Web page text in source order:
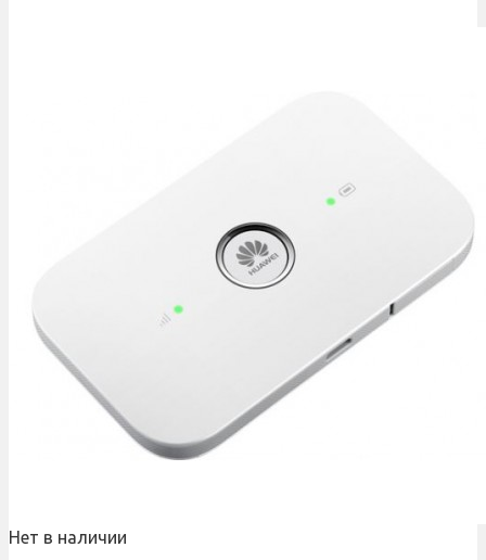
Нет в наличии